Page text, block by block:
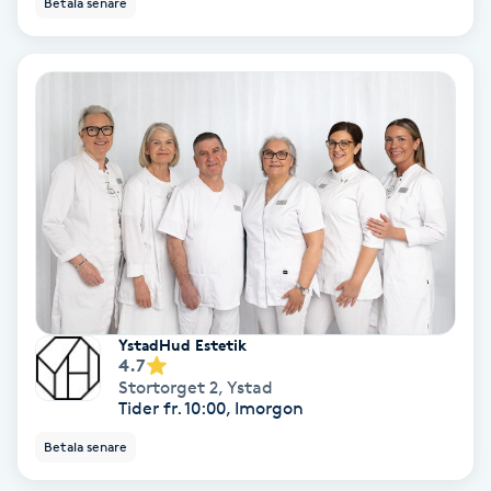
Babylights
Balayage
Bambumassage
Barber
Barnklippning
Blowout
YstadHud Estetik
4.7
Stortorget 2, Ystad
Tider fr. 10:00, Imorgon
Betala senare